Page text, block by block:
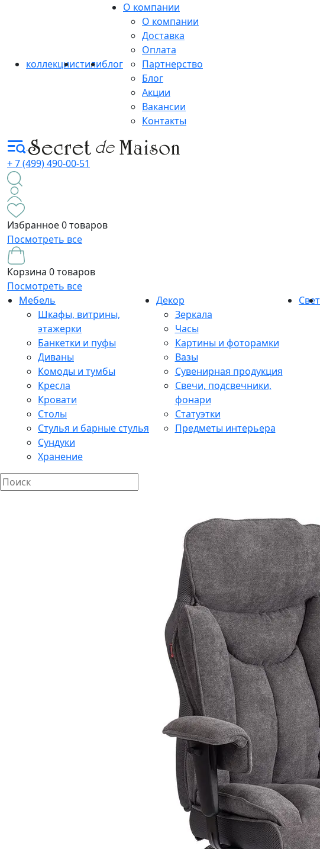
коллекциистилиблог
О компании
О компании
Доставка
Оплата
Партнерство
Блог
Акции
Вакансии
Контакты
+ 7 (499) 490-00-51
Избранное0 товаров
Посмотреть все
Корзина 0 товаров
Посмотреть все
Мебель
Шкафы, витрины,
этажерки
Банкетки и пуфы
Диваны
Комоды и тумбы
Кресла
Кровати
Столы
Стулья и барные стулья
Сундуки
Хранение
Декор
Зеркала
Часы
Картины и фоторамки
Вазы
Сувенирная продукция
Свечи, подсвечники,
фонари
Статуэтки
Предметы интерьера
Свет